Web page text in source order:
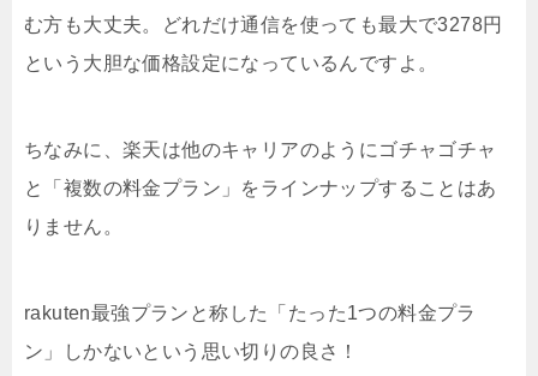
む方も大丈夫。どれだけ通信を使っても最大で3278円
という大胆な価格設定になっているんですよ。
ちなみに、楽天は他のキャリアのようにゴチャゴチャ
と「複数の料金プラン」をラインナップすることはあ
りません。
rakuten最強プランと称した「たった1つの料金プラ
ン」しかないという思い切りの良さ！